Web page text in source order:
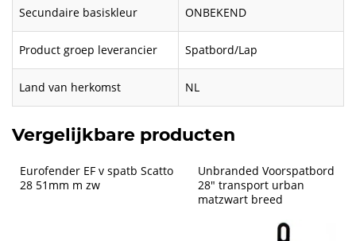
Secundaire basiskleur ONBEKEND
Product groep leverancier Spatbord/Lap
Land van herkomst NL
Vergelijkbare producten
Eurofender EF v spatb Scatto
28 51mm m zw
Unbranded Voorspatbord
28" transport urban
matzwart breed